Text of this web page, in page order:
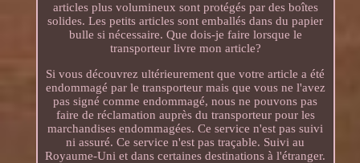
articles plus volumineux sont protégés par des boîtes
solides. Les petits articles sont emballés dans du papier
bulle si nécessaire. Que dois-je faire lorsque le
transporteur livre mon article?
Si vous découvrez ultérieurement que votre article a été
endommagé par le transporteur mais que vous ne l'avez
pas signé comme endommagé, nous ne pouvons pas
faire de réclamation auprès du transporteur pour les
marchandises endommagées. Ce service n'est pas suivi
ni assuré. Ce service n'est pas traçable. Suivi au
Royaume-Uni et dans certaines destinations à l'étranger.